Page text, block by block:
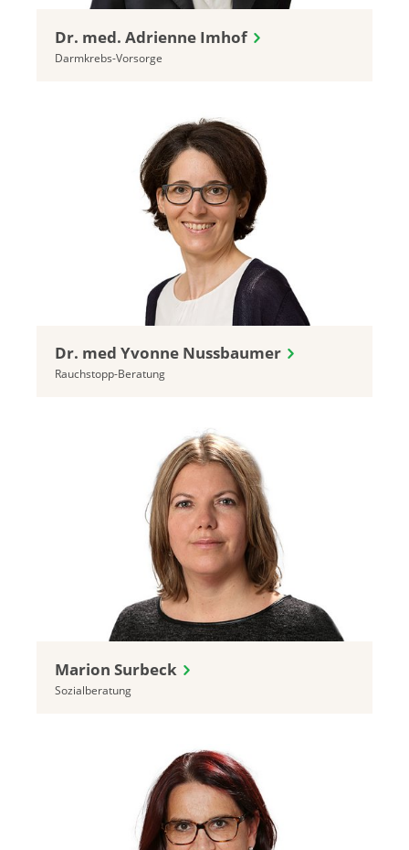
Dr. med. Adrienne Imhof
Darmkrebs-Vorsorge
Dr. med Yvonne Nussbaumer
Rauchstopp-Beratung
Marion Surbeck
Sozialberatung